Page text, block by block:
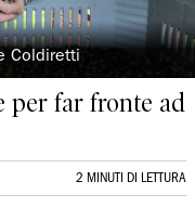
Coldiretti
per far fronte ad
2 MINUTI DI LETTURA